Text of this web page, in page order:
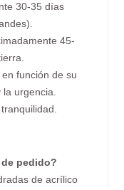
30-35 días
45-
función de su
urgencia.
pedido?
de acrílico